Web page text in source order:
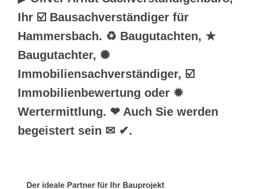
Ihr ☑️ Bausachverständiger für
Hammersbach. ♻ Baugutachten, ★
Baugutachter, ✺
Immobiliensachverständiger, ☑️
Immobilienbewertung oder ✹
Wertermittlung. ❤ Auch Sie werden
begeistert sein ✉ ✔.